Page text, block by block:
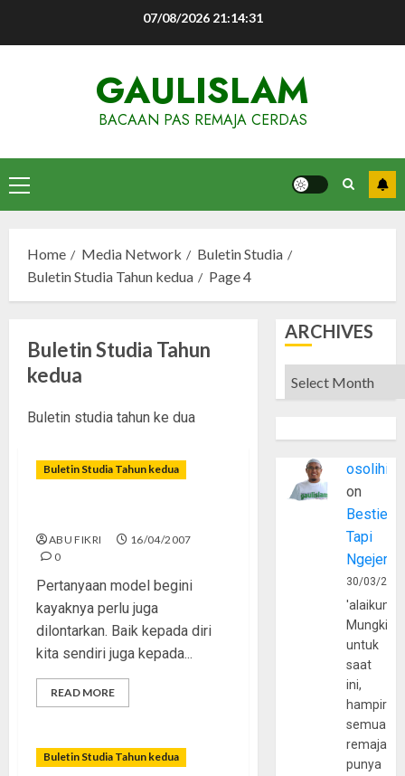
07/08/2026 21:14:32
GAULISLAM
BACAAN PAS REMAJA CERDAS
Primary
Menu
Home Media Network
Buletin Studia
Buletin Studia Tahun kedua
Page 4
Buletin Studia Tahun
kedua
Buletin studia tahun ke dua
Buletin Studia Tahun kedua
ABU FIKRI
16/04/2007
0
Pertanyaan model begini
kayaknya perlu juga
dilontarkan. Baik kepada diri
kita sendiri juga kepada...
READ MORE
Buletin Studia Tahun kedua
ARCHIVES
Archives
osolihin
on
Bestie
Tapi
30/03/
Mungkin
untuk
saat
ini,
hampir
semua
remaja
punya